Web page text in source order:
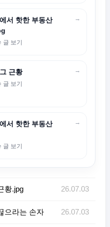
서 핫한 부동산
글 보기
→
근황
글 보기
→
서 핫한 부동산
글 보기
→
황.jpg 26.07.03
으라는 손자 26.07.03